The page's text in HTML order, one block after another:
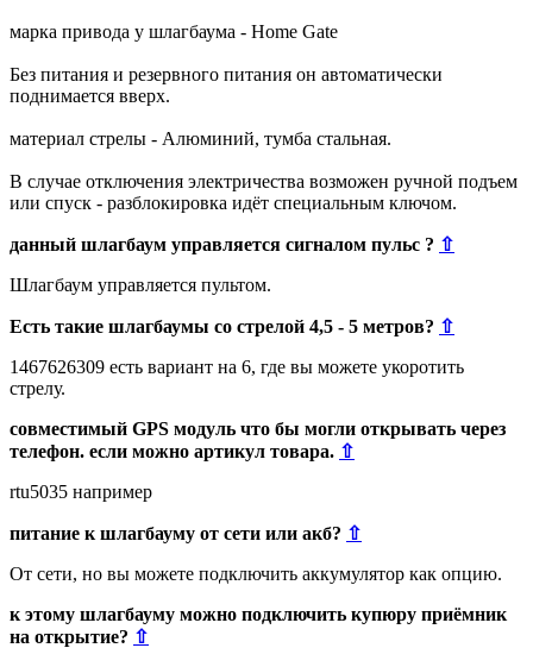
марка привода у шлагбаума - Home Gate
Без питания и резервного питания он автоматически
поднимается вверх.
материал стрелы - Алюминий, тумба стальная.
В случае отключения электричества возможен ручной подъем
или спуск - разблокировка идёт специальным ключом.
данный шлагбаум управляется сигналом пульс ? ⇧
Шлагбаум управляется пультом.
Есть такие шлагбаумы со стрелой 4,5 - 5 метров? ⇧
1467626309 есть вариант на 6, где вы можете укоротить
стрелу.
совместимый GPS модуль что бы могли открывать через
телефон. если можно артикул товара. ⇧
rtu5035 например
питание к шлагбауму от сети или акб? ⇧
От сети, но вы можете подключить аккумулятор как опцию.
к этому шлагбауму можно подключить купюру приёмник
на открытие? ⇧